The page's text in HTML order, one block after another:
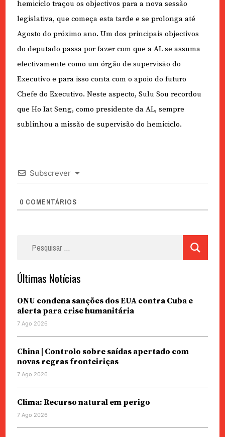
hemiciclo traçou os objectivos para a nova sessão
legislativa, que começa esta tarde e se prolonga até
Agosto do próximo ano. Um dos principais objectivos
do deputado passa por fazer com que a AL se assuma
efectivamente como um órgão de supervisão do
Executivo e para isso conta com o apoio do futuro
Chefe do Executivo. Neste aspecto, Sulu Sou recordou
que Ho Iat Seng, como presidente da AL, sempre
sublinhou a missão de supervisão do hemiciclo.
Subscrever
0 COMENTÁRIOS
Últimas Notícias
ONU condena sanções dos EUA contra Cuba e
alerta para crise humanitária
7 Ago 2026
China | Controlo sobre saídas apertado com
novas regras fronteiriças
7 Ago 2026
Clima: Recurso natural em perigo
7 Ago 2026